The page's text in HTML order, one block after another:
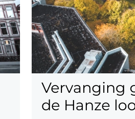
Vervanging
de Hanze